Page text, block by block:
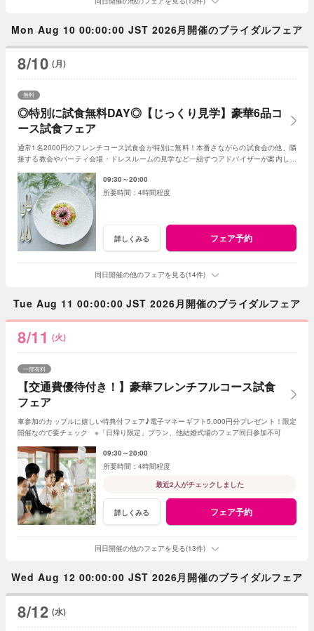
Mon Aug 10 00:00:00 JST 2026月開催のブライダルフェア
8/10 (月)
◎特別に試食無料DAY◎【じっくり見学】豪華6品コ
ース試食フェア
無料
通常1名2000円のフレンチコース試食会が特別に無料！本番さながらの試食会の他、隣
接する教会やパーティ会場・ドレスルームの見学など一組ずつアドバイザーが案内して
09:30～20:00
4時間程度
詳しくみる フェア予約
同日開催の他のフェアを見る(14件)
Tue Aug 11 00:00:00 JST 2026月開催のブライダルフェア
8/11 (火)
【交通費優待付き！】豪華フレンチフルコース試食
フェア
一部有料
車参加のカップルに嬉しい特典付フェア♪電子マネーギフト5,000円分プレゼント！限定
開催なので要チェック ※「日帰り限定」プラン、他結婚式場のフェア同日参加不可
09:30～20:00
4時間程度
最近2人がチェックしました
詳しくみる フェア予約
同日開催の他のフェアを見る(13件)
Wed Aug 12 00:00:00 JST 2026月開催のブライダルフェア
8/12 (水)